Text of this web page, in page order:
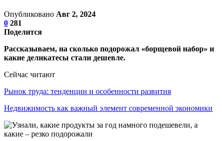
Опубликовано Авг 2, 2024
0 281
Поделится
Рассказываем, на сколько подорожал «борщевой набор» и
какие деликатесы стали дешевле.
Сейчас читают
Рынок труда: тенденции и особенности развития
Недвижимость как важный элемент современной экономики